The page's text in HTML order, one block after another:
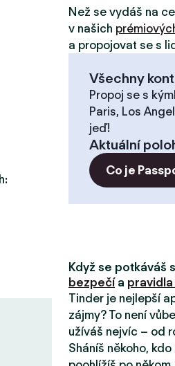
Než se vydáš na
v našich
a propojovat se s
Všechny
Propoj se s
Paris, Los
jeď!
Aktuální
Co je
Když se potkáváš
bezpečía pravidla
Tinder je nejlepší
zájmy? To není
užíváš nejvíc – od
Sháníš někoho,